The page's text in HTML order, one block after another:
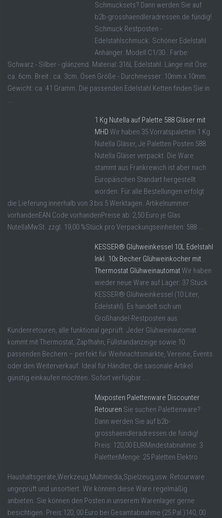
Schmucksets? Dann werden Sie auf
b2b-grosshaendleradressen.de fündig!
Schmuck Restposten -
Edelstahlschmuck. Schöner Edelstahl
Anhänger. Modell C1/30 . Farbe:
Schwarz - Silber - glänzend. Material: 316L Edelstahl. Länge mit Öse:
ca. 6cm. Breit : ca. 3cm. Ösen Größe - Durchmesser: 10mm x 10mm.
Gewicht: ca. 41 Gramm. Die passenden Edelstahl Ketten finden Sie in
...
1 Kg Nutella auf Palette 588 Gläser mit
MHD Wir haben 35 Vorratspaletten 1 Kg
Nutella Gläser, Je Paletten Posten 588
Nutella Gläser verpackt. Die Ware
stammt aus Frankrewich ist aber nach
Europäischen Standart hergestellt
worden. Für alle Bestellungen erfolgt
die Lieferung innerhalb von 3 bis 5 Werktagen. Artikelnummer:
vorhandenEAN Code vorhandenPreise ab: 2,50 Euro je Glas
NutellaMwSt. zzgl. 19,00 %Stück pro Verpackungseinheiten: 588 ...
KESSER® Glühweinkessel 10L Edelstahl
Inkl. 10x Becher Glühweinkocher mit
Thermostat GlühweinautomatWir haben
wieder neue Ware auf Lager: 37 Stück
KESSER® Glühweinkessel (10 Liter,
Edelstahl). Es handelt sich um
Großhandel-Restposten aus
Kundenretouren, alle funktional geprüft. Jeder Glühweinautomat
kommt mit Thermostat, Zapfhahn, Füllstandanzeige sowie 10
passenden Bechern – perfekt für Weihnachtsmärkte, Vereine, Events
oder den Weiterverkauf. Ideal für Händler, die saisonale Artikel
günstig einkaufen möchten. Sofort verfügbar ...
Mixposten Palettenware Discounter
Retouren Sie suchen Palettenware?
Dann werden Sie auf b2b-
grosshaendleradressen.de fündig!
Preis: 120,00 EURMindestabnahme: 3
PalettenMenge: 25 Paletten Elektro
Haushaltsgeräte,Werkzeug,Multimedia,Spielzeug,usw. Retourware
ungeprüft und unsortiert. Wir können diese Ware regelmäßig
anbieten. Sie können den Posten in unserem Warenlager gerne
besichtigen. Preis:120, 00 Euro bei Gesamtabnahme (25 Pal.)140, 00